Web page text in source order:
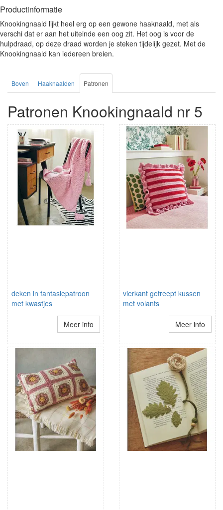
Productinformatie
Knookingnaald lijkt heel erg op een gewone haaknaald, met als
verschi dat er aan het uiteinde een oog zit. Het oog is voor de
hulpdraad, op deze draad worden je steken tijdelijk gezet. Met de
Knookingnaald kan iedereen breien.
Boven Haaknaalden Patronen
Patronen Knookingnaald nr 5
deken in fantasiepatroon
met kwastjes
Meer info
vierkant getreept kussen
met volants
Meer info